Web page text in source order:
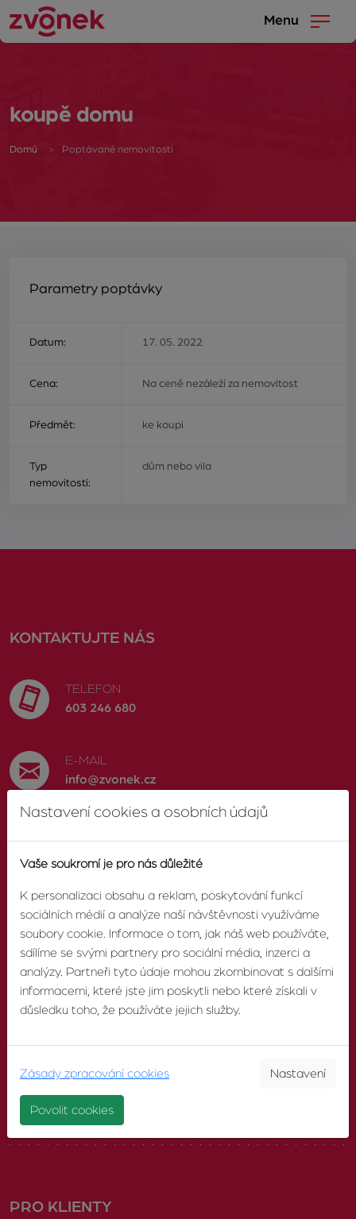
Menu
koupě domu
Domů Poptávané nemovitosti
Parametry poptávky
Datum: 17. 05. 2022
Cena: Na ceně nezáleží za nemovitost
Předmět: ke koupi
Typ
nemovitosti:
dům nebo vila
KONTAKTUJTE NÁS
TELEFON
603 246 680
E-MAIL
info@zvonek.cz
O AGENTUŘE
O nás
Náš tým
Volná pracovní místa
PRO KLIENTY
Nastavení cookies a osobních údajů
Vaše soukromí je pro nás důležité
K personalizaci obsahu a reklam, poskytování funkcí
sociálních médií a analýze naší návštěvnosti využíváme
soubory cookie. Informace o tom, jak náš web používáte,
sdílíme se svými partnery pro sociální média, inzerci a
analýzy. Partneři tyto údaje mohou zkombinovat s dalšími
informacemi, které jste jim poskytli nebo které získali v
důsledku toho, že používáte jejich služby.
Zásady zpracování cookies Nastavení
Povolit cookies